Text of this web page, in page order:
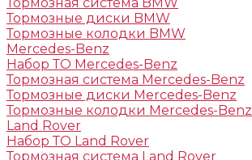
Тормозные диски BMW
Тормозные колодки BMW
Mercedes-Benz
Набор ТО Mercedes-Benz
Тормозная система Mercedes-Benz
Тормозные диски Mercedes-Benz
Тормозные колодки Mercedes-Benz
Land Rover
Набор ТО Land Rover
Тормозная система Land Rover